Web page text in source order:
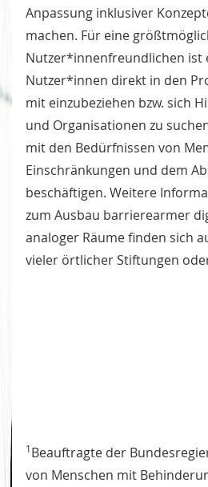
Anpassung inklusiver
machen. Für eine
Nutzer*innenfreundlichen ist
Nutzer*innen direkt in den
mit einzubeziehen bzw. sich
und Organisationen zu
mit den Bedürfnissen von
Einschränkungen und dem
beschäftigen. Weitere
zum Ausbau barrierearmer
analoger Räume finden sich
vieler örtlicher Stiftungen
1Beauftragte der
von Menschen mit